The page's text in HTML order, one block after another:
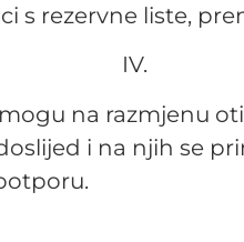
s rezervne liste,
IV.
na razmjenu
i na njih se